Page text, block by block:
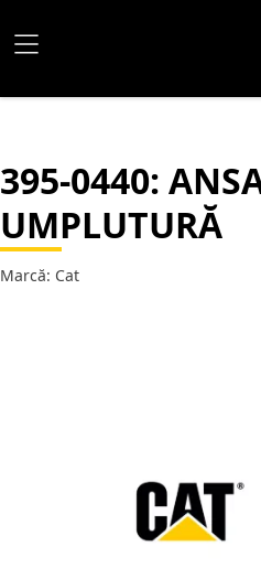
395-0440:
UMPLUTURĂ
Marcă: Cat